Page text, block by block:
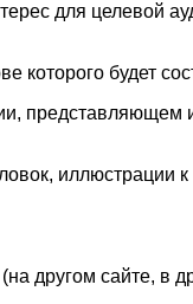
для целевой
будет
представляющем
другом сайте, в